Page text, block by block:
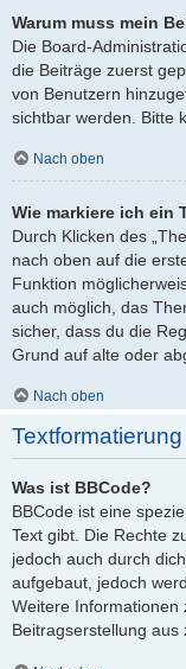
Warum muss mein
Die Board-
die Beiträge zuerst
von Benutzern
sichtbar werden. Bitte
Nach oben
Wie markiere ich ein
Durch Klicken des
nach oben auf die
Funktion
auch möglich, das
sicher, dass du die
Grund auf alte oder
Nach oben
Was ist BBCode?
BBCode ist eine
Text gibt. Die Rechte
jedoch auch durch
aufgebaut, jedoch
Weitere Informationen
Beitragserstellung aus